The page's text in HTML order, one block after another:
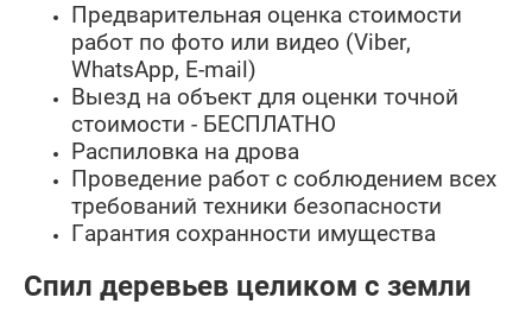
Предварительная оценка стоимости
работ по фото или видео (Viber,
WhatsApp, E-mail)
Выезд на объект для оценки точной
стоимости - БЕСПЛАТНО
Распиловка на дрова
Проведение работ с соблюдением всех
требований техники безопасности
Гарантия сохранности имущества
Спил деревьев целиком с земли